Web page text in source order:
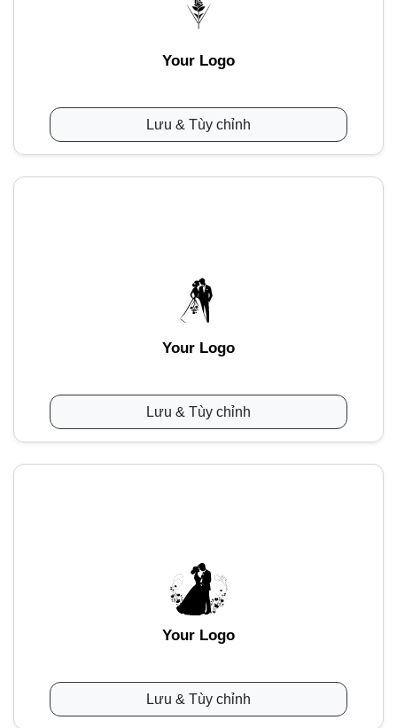
Your Logo
Lưu & Tùy chỉnh
Your Logo
Lưu & Tùy chỉnh
Your Logo
Lưu & Tùy chỉnh